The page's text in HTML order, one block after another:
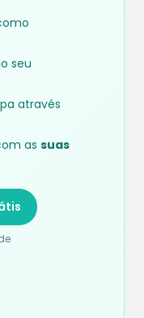
seu
através
as suas